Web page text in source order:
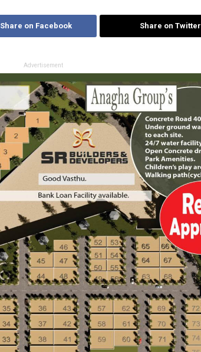
Share on Facebook Share on Twitter
Advertisement